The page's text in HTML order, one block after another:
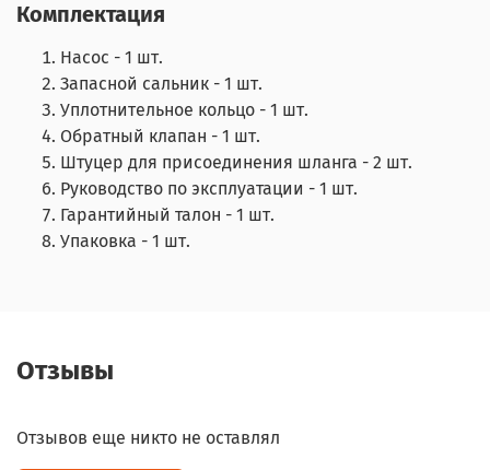
Комплектация
Насос - 1 шт.
Запасной сальник - 1 шт.
Уплотнительное кольцо - 1 шт.
Обратный клапан - 1 шт.
Штуцер для присоединения шланга - 2 шт.
Руководство по эксплуатации - 1 шт.
Гарантийный талон - 1 шт.
Упаковка - 1 шт.
Отзывы
Отзывов еще никто не оставлял